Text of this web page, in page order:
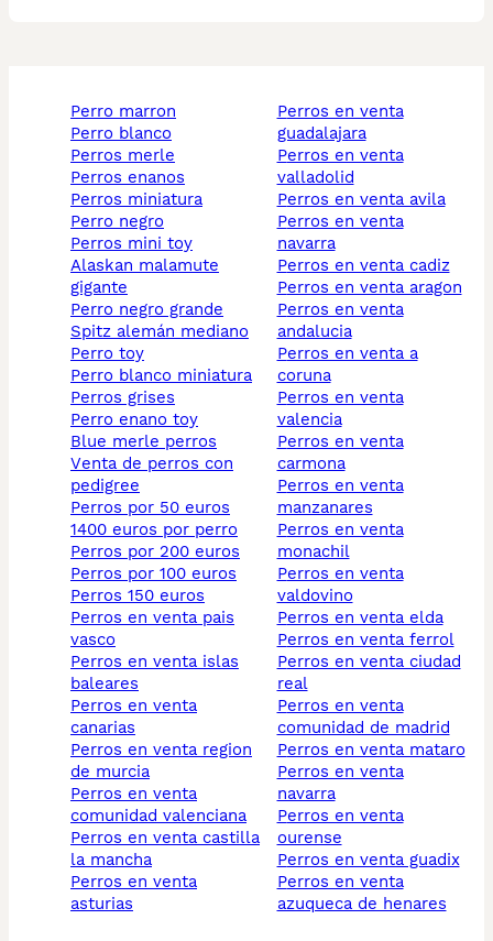
perro marron
perro blanco
perros merle
perros enanos
perros miniatura
perro negro
perros mini toy
alaskan malamute
gigante
perro negro grande
spitz alemán mediano
perro toy
perro blanco miniatura
perros grises
perro enano toy
blue merle perros
venta de perros con
pedigree
perros por 50 euros
1400 euros por perro​
perros por 200 euros
perros por 100 euros
perros 150 euros
perros en venta pais
vasco
perros en venta islas
baleares
perros en venta
canarias
perros en venta region
de murcia
perros en venta
comunidad valenciana
perros en venta castilla
la mancha
perros en venta
asturias
perros en venta
guadalajara
perros en venta
valladolid
perros en venta avila
perros en venta
navarra
perros en venta cadiz
perros en venta aragon
perros en venta
andalucia
perros en venta a
coruna
perros en venta
valencia
perros en venta
carmona
perros en venta
manzanares
perros en venta
monachil
perros en venta
valdovino
perros en venta elda
perros en venta ferrol
perros en venta ciudad
real
perros en venta
comunidad de madrid
perros en venta mataro
perros en venta
navarra
perros en venta
ourense
perros en venta guadix
perros en venta
azuqueca de henares